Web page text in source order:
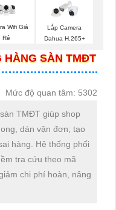
Wifi Giá
Rẻ
Lắp Camera
Dahua H.265+
HÀNG SÀN TMĐT
Mức độ quan tâm: 5302
TMĐT giúp shop
dán vận đơn; tạo
hàng. Hệ thống phối
tra cứu theo mã
chi phí hoàn, nâng